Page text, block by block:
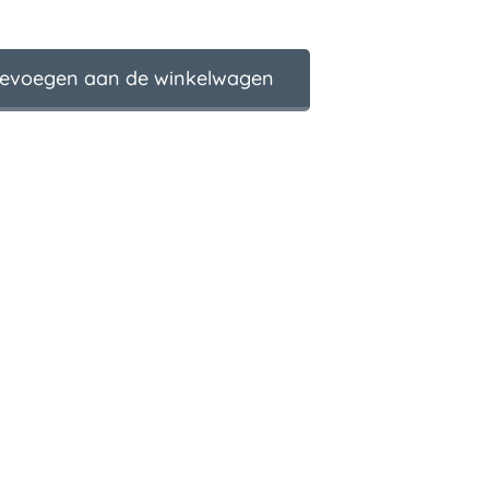
aan de winkelwagen